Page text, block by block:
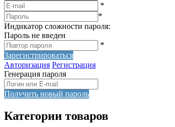
*
*
Индикатор сложности пароля:
Пароль не введен
*
Зарегистрироваться
Авторизация Регистрация
Генерация пароля
Получить новый пароль
Категории товаров